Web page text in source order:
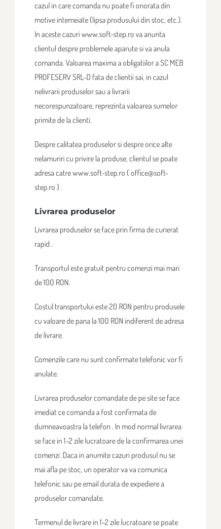
cazul in care comanda nu poate fi onorata din
motive intemeiate (lipsa produsului din stoc, etc.).
In aceste cazuri www.soft-step.ro va anunta
clientul despre problemele aparute si va anula
comanda. Valoarea maxima a obligatiilor a SC MEB
PROFESERV SRL-D fata de clientii sai, in cazul
nelivrarii produselor sau a livrarii
necorespunzatoare, reprezinta valoarea sumelor
primite de la clienti.
Despre calitatea produselor si despre orice alte
nelamuriri cu privire la produse, clientul se poate
adresa catre www.soft-step.ro ( office@soft-
step.ro ) .
Livrarea produselor
Livrarea produselor se face prin firma de curierat
rapid .
Transportul este gratuit pentru comenzi mai mari
de 100 RON.
Costul transportului este 20 RON pentru produsele
cu valoare de pana la 100 RON indiferent de adresa
de livrare.
Comenzile care nu sunt confirmate telefonic vor fi
anulate.
Livrarea produselor comandate de pe site se face
imediat ce comanda a fost confirmata de
dumneavoastra la telefon . In mod normal livrarea
se face in 1-2 zile lucratoare de la confirmarea unei
comenzi .Daca in anumite cazuri produsul nu se
mai afla pe stoc, un operator va va comunica
telefonic sau pe email durata de expediere a
produselor comandate.
Termenul de livrare in 1-2 zile lucratoare se poate